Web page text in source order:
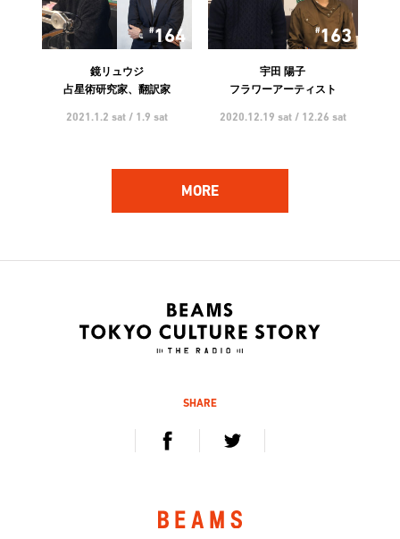
164
鏡リュウジ
占星術研究家、翻訳家
2021.1.2 sat / 1.9 sat
163
宇田 陽子
フラワーアーティスト
2020.12.19 sat / 12.26 sat
2020.12.5 sat / 12.12 sat
2020.11.21 sat / 11.28 sat
キーボーディスト、プロデュ
デジタルハリウッド大学 学
MORE
SHARE